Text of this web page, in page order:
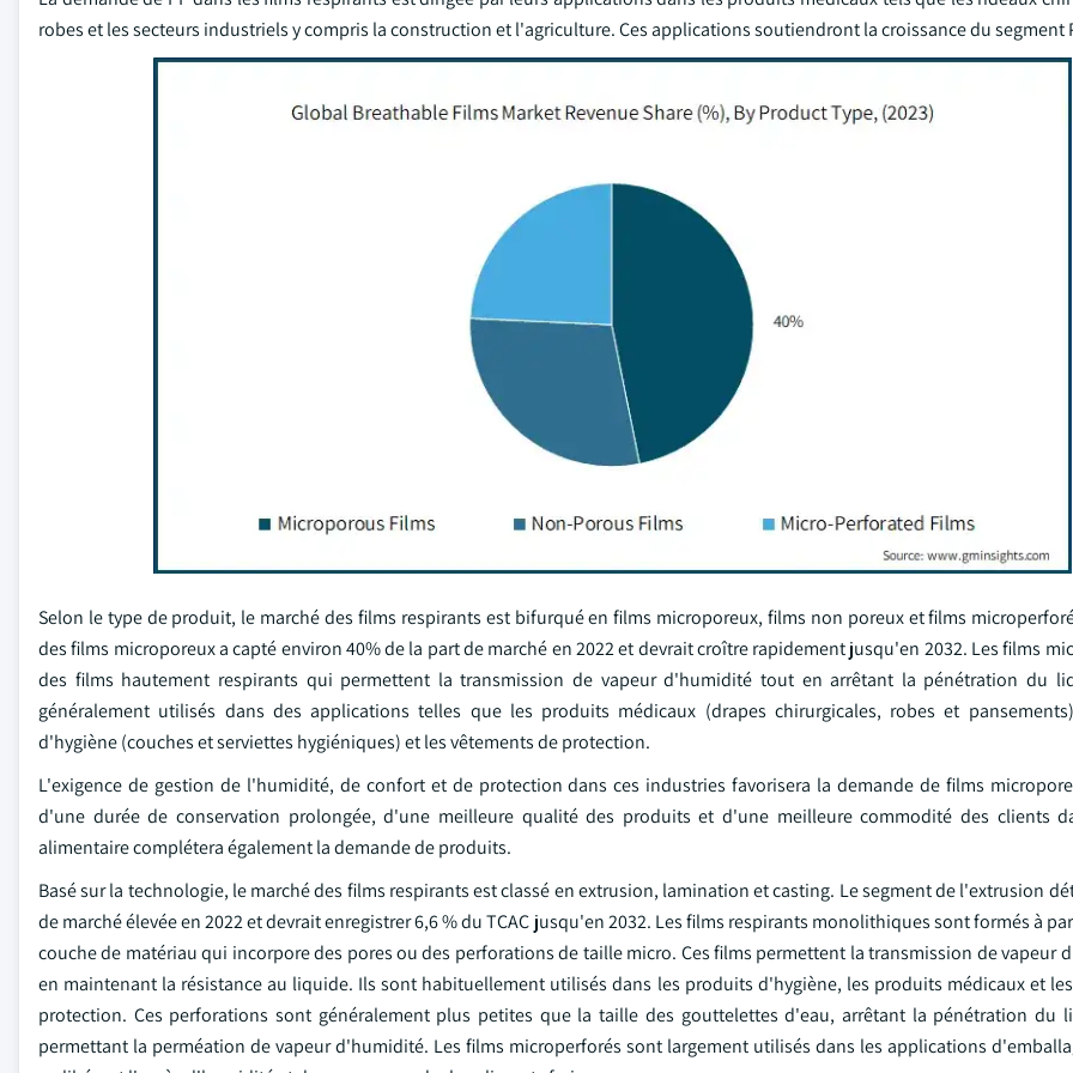
robes et les secteurs industriels y compris la construction et l'agriculture. Ces applications soutiendront la croissance du segment
Selon le type de produit, le marché des films respirants est bifurqué en films microporeux, films non poreux et films
des films microporeux a capté environ 40% de la part de marché en 2022 et devrait croître rapidement jusqu'en 2032. Les films
des films hautement respirants qui permettent la transmission de vapeur d'humidité tout en arrêtant la pénétration du
généralement utilisés dans des applications telles que les produits médicaux (drapes chirurgicales, robes et
d'hygiène (couches et serviettes hygiéniques) et les vêtements de protection.
L'exigence de gestion de l'humidité, de confort et de protection dans ces industries favorisera la demande de films
d'une durée de conservation prolongée, d'une meilleure qualité des produits et d'une meilleure commodité des clients
alimentaire complétera également la demande de produits.
Basé sur la technologie, le marché des films respirants est classé en extrusion, lamination et casting. Le segment de l'extrusion
de marché élevée en 2022 et devrait enregistrer 6,6 % du TCAC jusqu'en 2032. Les films respirants monolithiques sont formés à
couche de matériau qui incorpore des pores ou des perforations de taille micro. Ces films permettent la transmission de vapeur
en maintenant la résistance au liquide. Ils sont habituellement utilisés dans les produits d'hygiène, les produits médicaux et
protection. Ces perforations sont généralement plus petites que la taille des gouttelettes d'eau, arrêtant la pénétration du
permettant la perméation de vapeur d'humidité. Les films microperforés sont largement utilisés dans les applications